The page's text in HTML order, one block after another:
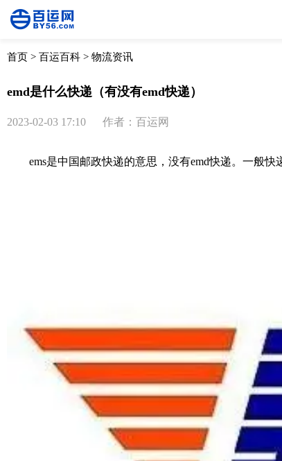
首页 > 百运百科 > 物流资讯
emd是什么快递（有没有emd快递）
2023-02-03 17:10 作者：百运网
ems是中国邮政快递的意思，没有emd快递。一般快